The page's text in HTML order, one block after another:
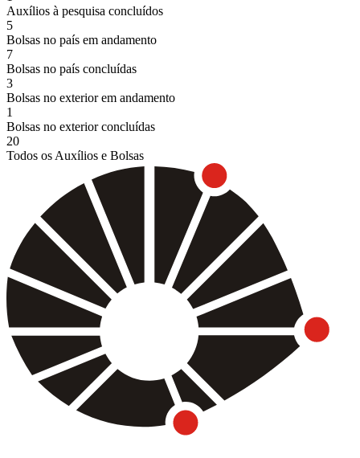
Auxílios à pesquisa concluídos
5
Bolsas no país em andamento
7
Bolsas no país concluídas
3
Bolsas no exterior em andamento
1
Bolsas no exterior concluídas
20
Todos os Auxílios e Bolsas